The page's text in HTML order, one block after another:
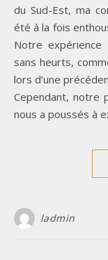
du Sud-Est, ma
été à la fois
Notre
sans heurts,
lors d’une
Cependant, notre
nous a poussés à
ladmin